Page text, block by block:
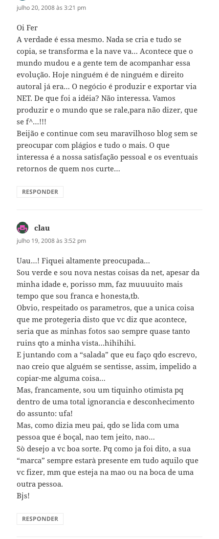
julho 20, 2008 às 3:21 pm
Oi Fer
A verdade é essa mesmo. Nada se cria e tudo se
copia, se transforma e la nave va… Acontece que o
mundo mudou e a gente tem de acompanhar essa
evolução. Hoje ninguém é de ninguém e direito
autoral já era… O negócio é produzir e exportar via
NET. De que foi a idéia? Não interessa. Vamos
produzir e o mundo que se rale,para não dizer, que
se f^…!!!
Beijão e continue com seu maravilhoso blog sem se
preocupar com plágios e tudo o mais. O que
interessa é a nossa satisfação pessoal e os eventuais
retornos de quem nos curte…
RESPONDER
clau
julho 19, 2008 às 3:52 pm
Uau…! Fiquei altamente preocupada…
Sou verde e sou nova nestas coisas da net, apesar da
minha idade e, porisso mm, faz muuuuito mais
tempo que sou franca e honesta,tb.
Obvio, respeitado os parametros, que a unica coisa
que me protegeria disto que vc diz que acontece,
seria que as minhas fotos sao sempre quase tanto
ruins qto a minha vista…hihihihi.
E juntando com a “salada” que eu faço qdo escrevo,
nao creio que alguém se sentisse, assim, impelido a
copiar-me alguma coisa…
Mas, francamente, sou um tiquinho otimista pq
dentro de uma total ignorancia e desconhecimento
do assunto: ufa!
Mas, como dizia meu pai, qdo se lida com uma
pessoa que é boçal, nao tem jeito, nao…
Sò desejo a vc boa sorte. Pq como ja foi dito, a sua
“marca” sempre estarà presente em tudo aquilo que
vc fizer, mm que esteja na mao ou na boca de uma
outra pessoa.
Bjs!
RESPONDER